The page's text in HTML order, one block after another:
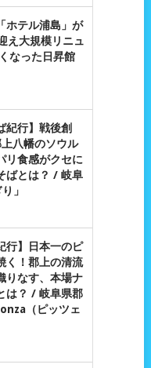
ホテル浦島」が
え大規模リニュ
なった日昇館
紀行】戦後創
八幡のソウル
リ食感がクセに
ばとは？ / 岐阜
」
行】日本一のピ
く！郡上の清流
りなす、本場ナ
は？ / 岐阜県郡
（ピッツェ